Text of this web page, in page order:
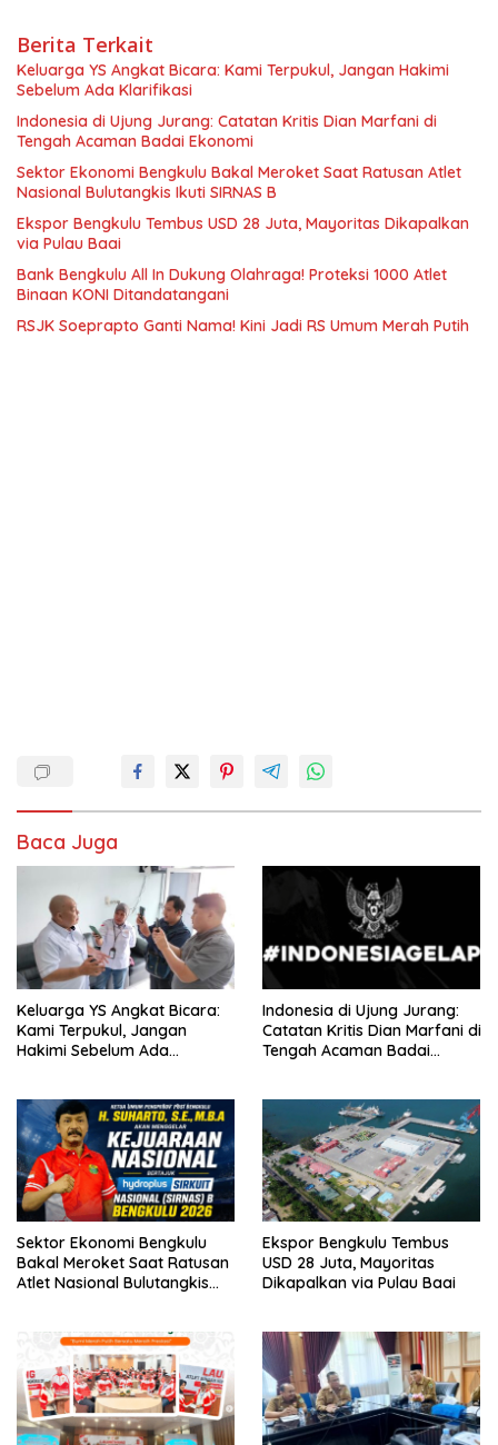
Berita Terkait
Keluarga YS Angkat Bicara: Kami Terpukul, Jangan Hakimi
Sebelum Ada Klarifikasi
Indonesia di Ujung Jurang: Catatan Kritis Dian Marfani di
Tengah Acaman Badai Ekonomi
Sektor Ekonomi Bengkulu Bakal Meroket Saat Ratusan Atlet
Nasional Bulutangkis Ikuti SIRNAS B
Ekspor Bengkulu Tembus USD 28 Juta, Mayoritas Dikapalkan
via Pulau Baai
Bank Bengkulu All In Dukung Olahraga! Proteksi 1000 Atlet
Binaan KONI Ditandatangani
RSJK Soeprapto Ganti Nama! Kini Jadi RS Umum Merah Putih
Baca Juga
Keluarga YS Angkat Bicara:
Kami Terpukul, Jangan
Hakimi Sebelum Ada
Indonesia di Ujung Jurang:
Catatan Kritis Dian Marfani di
Tengah Acaman Badai
Sektor Ekonomi Bengkulu
Bakal Meroket Saat Ratusan
Atlet Nasional Bulutangkis
Ekspor Bengkulu Tembus
USD 28 Juta, Mayoritas
Dikapalkan via Pulau Baai